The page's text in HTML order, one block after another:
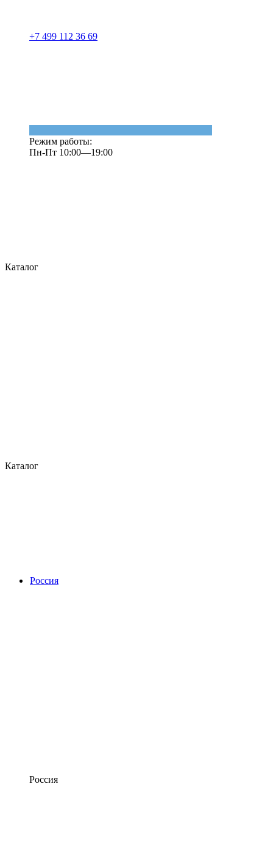
+7 499 112 36 69
Режим работы:
Пн-Пт 10:00—19:00
Каталог
Каталог
Россия
Россия